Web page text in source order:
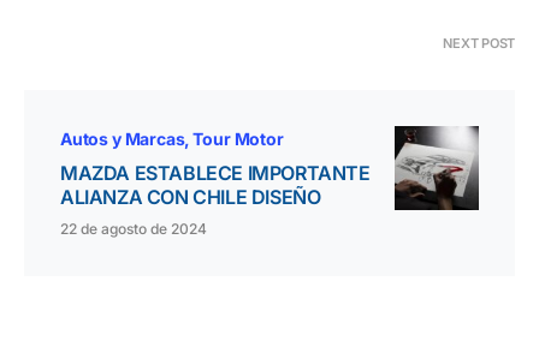
NEXT POST
Autos y Marcas Tour Motor
MAZDA ESTABLECE IMPORTANTE
ALIANZA CON CHILE DISEÑO
22 de agosto de 2024